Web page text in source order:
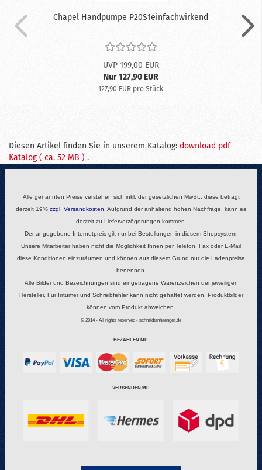
Chapel Handpumpe P20S1einfachwirkend
UVP 199,00 EUR
Nur 127,90 EUR
127,90 EUR pro Stück
Diesen Artikel finden Sie in unserem Katalog: download pdf
Katalog ( ca. 52 MB ) .
Alle genannten Preise verstehen sich inkl. der gesetzlichen MwSt., diese beträgt
derzeit 19% zzgl. Versandkosten. Aufgrund der anhaltend hohen Nachfrage, kann es
derzeit zu Lieferverzögerungen kommen.
Der angegebene Internetpreis gilt nur bei Bestellungen in diesem Shopsystem.
Unsere Mitarbeiter haben nicht die Möglichkeit Ihnen per Telefon, Fax oder E-Mail
diese Konditionen einzuräumen und können aus diesem Grund nur die Ladenpreise
benennen.
Alle Bilder und Bezeichnungen sind eingetragene Warenzeichen der jeweiligen
Hersteller. Für Irrtümer und Schreibfehler kann nicht gehaftet werden. Produktbilder
können vom Produkt abweichen.
© 2014 - All rights reserved - schmidtanhaenger.de
BEZAHLEN MIT
VERSENDEN MIT